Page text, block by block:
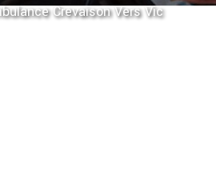
Crevaison Vers Vic